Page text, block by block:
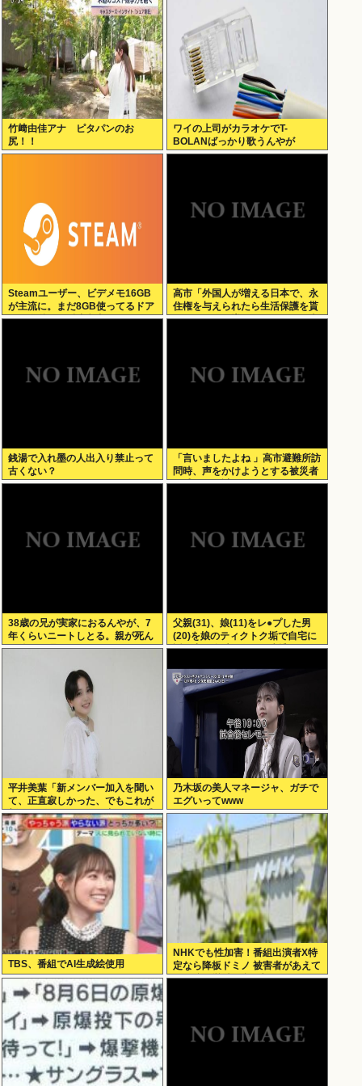
竹﨑由佳アナ ピタパンのお
尻！！
ワイの上司がカラオケでT-
BOLANばっかり歌うんやが
Steamユーザー、ビデメモ16GB
が主流に。まだ8GB使ってるドア
ホの嫌儲民は反省文書いてね。
高市「外国人が増える日本で、永
住権を与えられたら生活保護を貰
うなんて人が増えては困る。日本
銭湯で入れ墨の人出入り禁止って
古くない？
「言いましたよね 」高市避難所訪
問時、声をかけようとする被災者
を威圧する謎のハゲガードマンが
38歳の兄が実家におるんやが、7
年くらいニートしとる。親が死ん
だ後の処理どうしよう
父親(31)、娘(11)をレ●プした男
(20)を娘のティクトク垢で自宅に
誘い出し自助 2人とも逮捕
平井美葉「新メンバー加入を聞い
て、正直寂しかった、でもこれが
新しいビヨなんだと、寂しさを受
け止めるこ
乃木坂の美人マネージャ、ガチで
エグいってwww
TBS、番組でAI生成絵使用
NHKでも性加害！番組出演者X特
定なら降板ドミノ 被害者があえて
〝最強〟労働組合を頼ったワケ